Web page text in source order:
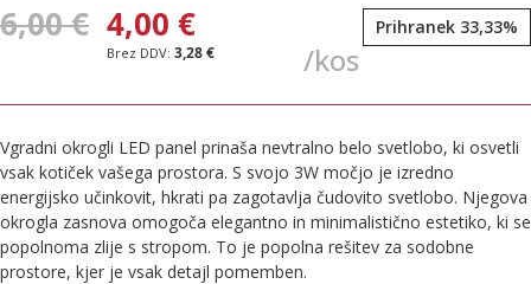
6,00 € 4,00 €
3,28 €
Prihranek 33,33%
/kos
Vgradni okrogli LED panel prinaša nevtralno belo svetlobo, ki osvetli
vsak kotiček vašega prostora. S svojo 3W močjo je izredno
energijsko učinkovit, hkrati pa zagotavlja čudovito svetlobo. Njegova
okrogla zasnova omogoča elegantno in minimalistično estetiko, ki se
popolnoma zlije s stropom. To je popolna rešitev za sodobne
prostore, kjer je vsak detajl pomemben.